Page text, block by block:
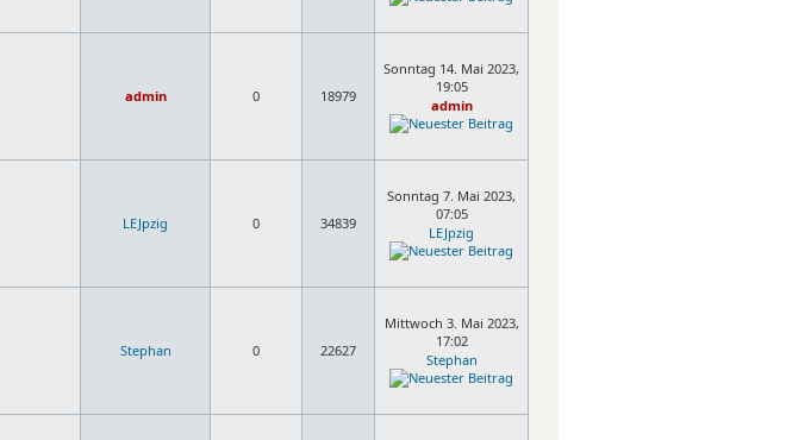
admin 0 18979
Sonntag 14. Mai 2023,
19:05
admin
LEJpzig 0 34839
Sonntag 7. Mai 2023,
07:05
LEJpzig
Stephan 0 22627
Mittwoch 3. Mai 2023,
17:02
Stephan